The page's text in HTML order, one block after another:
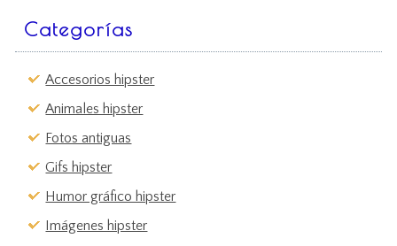
Categorías
Accesorios hipster
Animales hipster
Fotos antiguas
Gifs hipster
Humor gráfico hipster
Imágenes hipster